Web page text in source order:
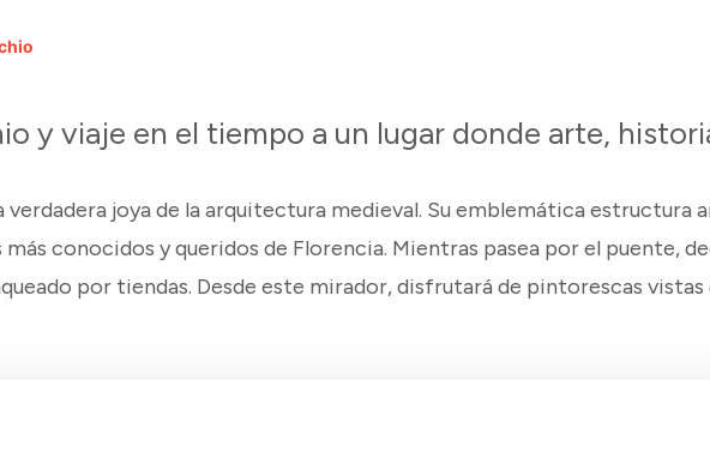
y viaje en el tiempo a un lugar donde arte,
joya de la arquitectura medieval. Su emblemática estructura
conocidos y queridos de Florencia. Mientras pasea por el puente,
por tiendas. Desde este mirador, disfrutará de pintorescas